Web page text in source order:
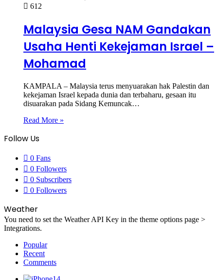
612
Malaysia Gesa NAM Gandakan
Usaha Henti Kekejaman Israel –
Mohamad
KAMPALA – Malaysia terus menyuarakan hak Palestin dan
kekejaman Israel kepada dunia dan terbaharu, gesaan itu
disuarakan pada Sidang Kemuncak…
Read More »
Follow Us
0 Fans
0 Followers
0 Subscribers
0 Followers
Weather
You need to set the Weather API Key in the theme options page >
Integrations.
Popular
Recent
Comments